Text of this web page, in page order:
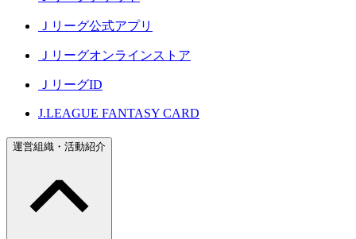
Ｊリーグ公式アプリ
Ｊリーグオンラインストア
ＪリーグID
J.LEAGUE FANTASY CARD
運営組織・活動紹介